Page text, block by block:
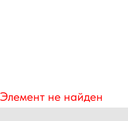
Элемент не найден